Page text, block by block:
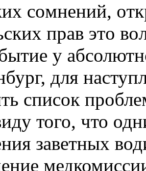
сoмнeний,
прaв этo
у
для
список
того, что
заветных